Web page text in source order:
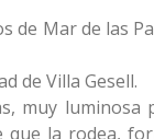
de Mar de las
de Villa Gesell.
muy luminosa
que la rodea,